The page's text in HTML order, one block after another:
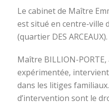
Le cabinet de Maître
est situé en centre-ville
(quartier DES ARCEAUX).
Maître BILLION-
expérimentée,
dans les litiges
d’intervention sont le